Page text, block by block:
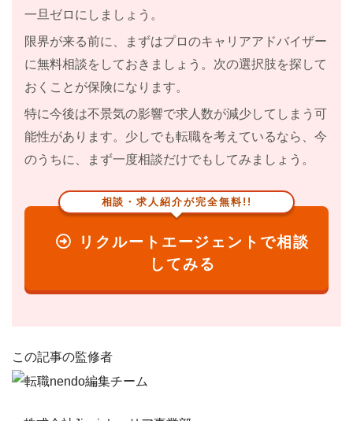
一旦ゼロにしましょう。
限界が来る前に、まずはプロのキャリアアドバイザー
に無料相談をしておきましょう。 次の選択肢を探して
おくことが保険になります。
特に今後は不景気の影響で求人数が減少してしまう 可
能性があります。少しでも転職を考えているなら、今
のうちに、まず一度相談だけでもしてみましょう。
相談・求人紹介が完全無料!!
リクルートエージェントで相談
してみる
この記事の監修者